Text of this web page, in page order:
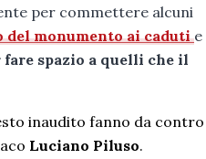
per commettere alcuni
del monumento ai caduti e
spazio a quelli che il
inaudito fanno da contro
Luciano Piluso.